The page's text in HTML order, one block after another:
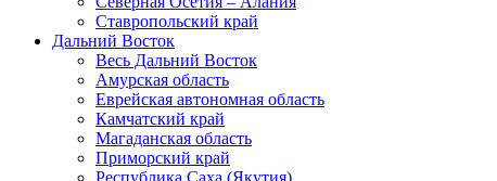
Ставропольский край
Дальний Восток
Весь Дальний Восток
Амурская область
Еврейская автономная область
Камчатский край
Магаданская область
Приморский край
Республика Саха (Якутия)